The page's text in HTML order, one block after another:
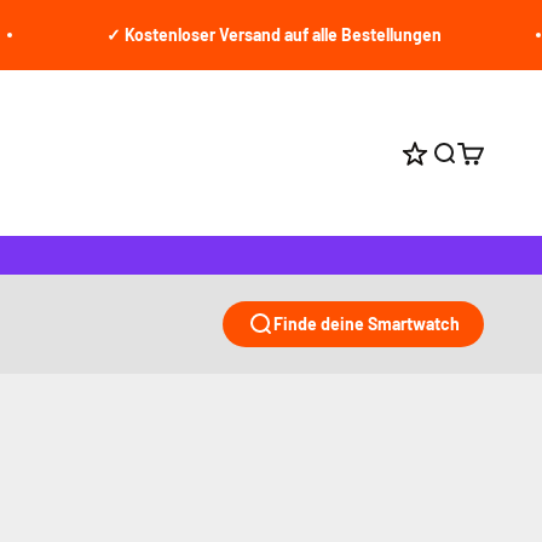
✓ Kostenloser Versand auf alle Bestellungen
Punkte bei
Suche
Finde deine Smartwatch